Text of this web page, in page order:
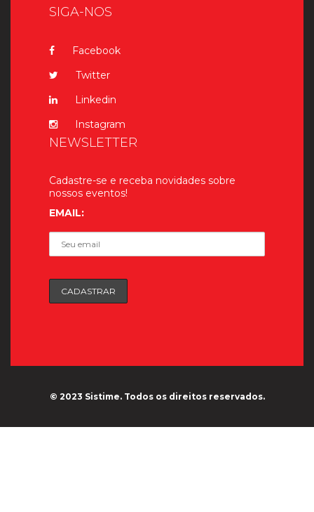
SIGA-NOS
Facebook
Twitter
Linkedin
Instagram
NEWSLETTER
Cadastre-se e receba novidades sobre
nossos eventos!
EMAIL:
© 2023 Sistime. Todos os direitos reservados.